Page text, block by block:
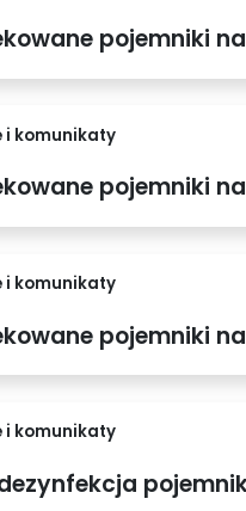
i komunikaty
i komunikaty
i komunikaty